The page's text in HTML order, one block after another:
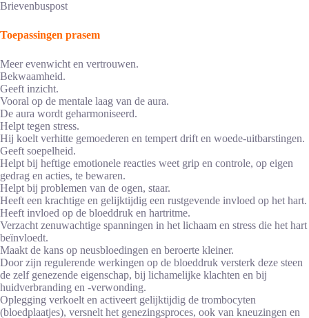
Brievenbuspost
Toepassingen prasem
Meer evenwicht en vertrouwen.
Bekwaamheid.
Geeft inzicht.
Vooral op de mentale laag van de aura.
De aura wordt geharmoniseerd.
Helpt tegen stress.
Hij koelt verhitte gemoederen en tempert drift en woede-uitbarstingen.
Geeft soepelheid.
Helpt bij heftige emotionele reacties weet grip en controle, op eigen
gedrag en acties, te bewaren.
Helpt bij problemen van de ogen, staar.
Heeft een krachtige en gelijktijdig een rustgevende invloed op het hart.
Heeft invloed op de bloeddruk en hartritme.
Verzacht zenuwachtige spanningen in het lichaam en stress die het hart
beïnvloedt.
Maakt de kans op neusbloedingen en beroerte kleiner.
Door zijn regulerende werkingen op de bloeddruk versterk deze steen
de zelf genezende eigenschap, bij lichamelijke klachten en bij
huidverbranding en -verwonding.
Oplegging verkoelt en activeert gelijktijdig de trombocyten
(bloedplaatjes), versnelt het genezingsproces, ook van kneuzingen en